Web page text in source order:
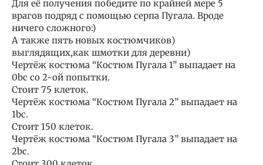
Для её получения победите по крайней мере 5
врагов подряд с помощью серпа Пугала. Вроде
ничего сложного:)
А также пять новых костюмчиков)
выглядящих,как шмотки для деревни)
Чертёж костюма “Костюм Пугала 1” выпадает на
0bc со 2-ой попытки.
Стоит 75 клеток.
Чертёж костюма “Костюм Пугала 2” выпадает на
1bc.
Стоит 150 клеток.
Чертёж костюма “Костюм Пугала 3” выпадает на
2bc.